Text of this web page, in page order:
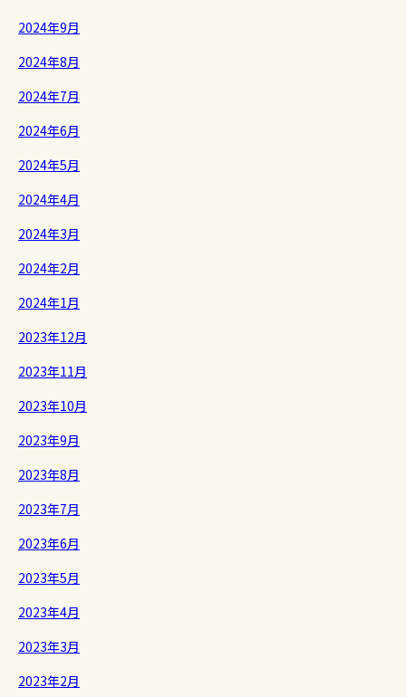
2024年9月
2024年8月
2024年7月
2024年6月
2024年5月
2024年4月
2024年3月
2024年2月
2024年1月
2023年12月
2023年11月
2023年10月
2023年9月
2023年8月
2023年7月
2023年6月
2023年5月
2023年4月
2023年3月
2023年2月